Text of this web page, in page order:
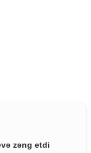
zəng etdi